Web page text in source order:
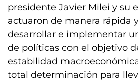
presidente Javier Milei y su
actuaron de manera rápida
desarrollar e implementar
de políticas con el objetivo
estabilidad
total determinación para